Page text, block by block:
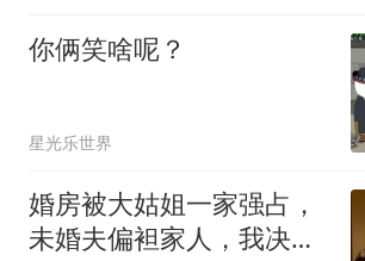
你俩笑啥呢？
星光乐世界
婚房被大姑姐一家强占，
未婚夫偏袒家人，我决断